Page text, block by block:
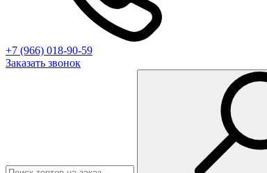
+7 (966) 018-90-59
Заказать звонок